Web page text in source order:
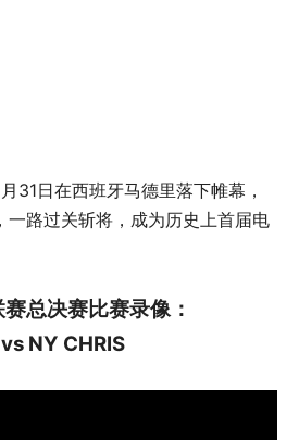
31日在西班牙马德里落下帷幕，
一路过关斩将，成为历史上首届电
总决赛比赛录像：
NY CHRIS